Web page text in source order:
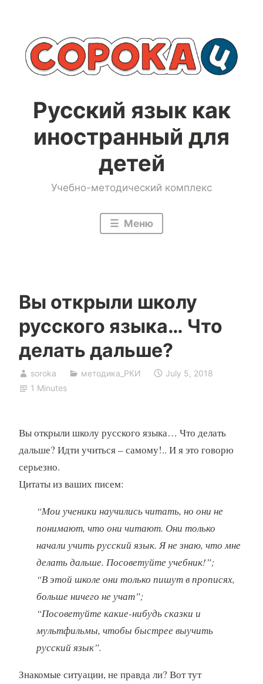
содержимому
Русский язык как
иностранный для
детей
Учебно-методический комплекс
Меню
Вы открыли школу
русского языка… Что
делать дальше?
soroka методика_РКИ
July 5, 2018
1 Minutes
Вы открыли школу русского языка… Что делать
дальше? Идти учиться – самому!.. И я это говорю
серьезно.
Цитаты из ваших писем:
“Мои ученики научились читать, но они не
понимают, что они читают. Они только
начали учить русский язык. Я не знаю, что мне
делать дальше. Посоветуйте учебник!”;
“В этой школе они только пишут в прописях,
больше ничего не учат”;
“Посоветуйте какие-нибудь сказки и
мультфильмы, чтобы быстрее выучить
русский язык”.
Знакомые ситуации, не правда ли? Вот тут